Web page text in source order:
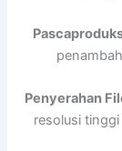
Penyerahan
resolusi